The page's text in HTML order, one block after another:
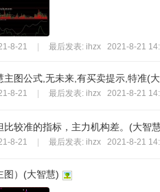
8-21 最后发表: ihzx 2021-8-21
主图公式,无未来,有买卖提示,特准(
8-21 最后发表: ihzx 2021-8-21
比较准的指标，主力机构差。(大智
8-21 最后发表: ihzx 2021-8-21
图）(大智慧)